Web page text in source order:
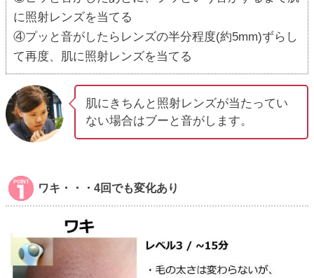
に照射レンズを当てる
④プッと音がしたらレンズの半分程度(約5mm)ずらし
て再度、肌に照射レンズを当てる
肌にきちんと照射レンズが当たってい
ない場合はブーと音がします。
ワキ・・・4回でも変化あり